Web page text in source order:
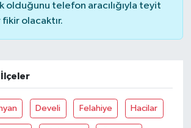
olduğunu telefon aracılığıyla teyit
olacaktır.
İlçeler
Develi Felahiye Hacilar